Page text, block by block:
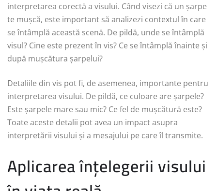
interpretarea corectă a visului. Când visezi că un șarpe
te mușcă, este important să analizezi contextul în care
se întâmplă această scenă. De pildă, unde se întâmplă
visul? Cine este prezent în vis? Ce se întâmplă înainte și
după mușcătura șarpelui?
Detaliile din vis pot fi, de asemenea, importante pentru
interpretarea visului. De pildă, ce culoare are șarpele?
Este șarpele mare sau mic? Ce fel de mușcătură este?
Toate aceste detalii pot avea un impact asupra
interpretării visului și a mesajului pe care îl transmite.
Aplicarea înțelegerii visului